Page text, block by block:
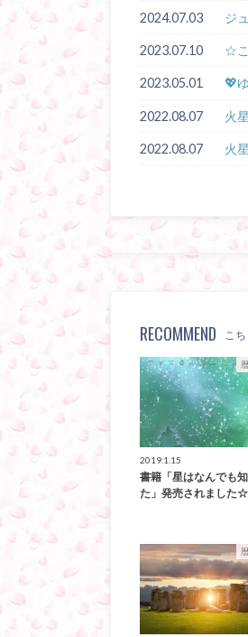
2024.07.03 ジ
2023.07.10 ☆
2023.05.01 💖
2022.08.07 火
2022.08.07 火
RECOMMEND こ
2019.1.15
書籍「星はなんでも
た」発売されました☆